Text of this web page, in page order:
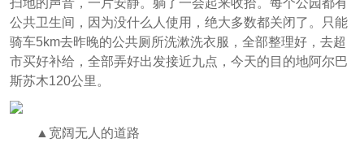
扫地的声音，一片安静。躺了一会起来收拾。每个公园都有
公共卫生间，因为没什么人使用，绝大多数都关闭了。只能
骑车5km去昨晚的公共厕所洗漱洗衣服，全部整理好，去超
市买好补给，全部弄好出发接近九点，今天的目的地阿尔巴
斯苏木120公里。
▲宽阔无人的道路